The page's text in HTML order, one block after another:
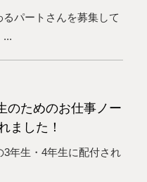
パートさんを募集して
...
のためのお仕事ノー
ました！
年生・4年生に配付され